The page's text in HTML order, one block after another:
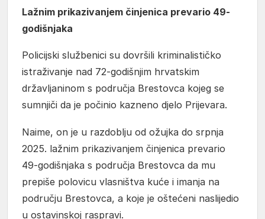
Lažnim prikazivanjem činjenica prevario 49-
godišnjaka
Policijski službenici su dovršili kriminalističko
istraživanje nad 72-godišnjim hrvatskim
državljaninom s područja Brestovca kojeg se
sumnjiči da je počinio kazneno djelo Prijevara.
Naime, on je u razdoblju od ožujka do srpnja
2025. lažnim prikazivanjem činjenica prevario
49-godišnjaka s područja Brestovca da mu
prepiše polovicu vlasništva kuće i imanja na
području Brestovca, a koje je oštećeni naslijedio
u ostavinskoj raspravi.